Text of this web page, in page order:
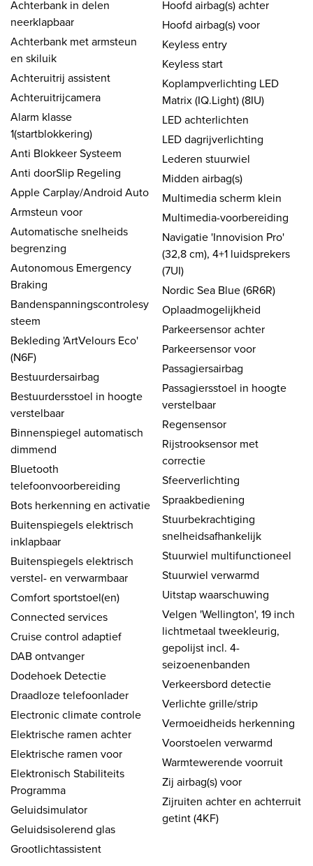
Achterbank in delen
neerklapbaar
Achterbank met armsteun
en skiluik
Achteruitrij assistent
Achteruitrijcamera
Alarm klasse
1(startblokkering)
Anti Blokkeer Systeem
Anti doorSlip Regeling
Apple Carplay/Android Auto
Armsteun voor
Automatische snelheids
begrenzing
Autonomous Emergency
Braking
Bandenspanningscontrolesy
steem
Bekleding 'ArtVelours Eco'
(N6F)
Bestuurdersairbag
Bestuurdersstoel in hoogte
verstelbaar
Binnenspiegel automatisch
dimmend
Bluetooth
telefoonvoorbereiding
Bots herkenning en activatie
Buitenspiegels elektrisch
inklapbaar
Buitenspiegels elektrisch
verstel- en verwarmbaar
Comfort sportstoel(en)
Connected services
Cruise control adaptief
DAB ontvanger
Dodehoek Detectie
Draadloze telefoonlader
Electronic climate controle
Elektrische ramen achter
Elektrische ramen voor
Elektronisch Stabiliteits
Programma
Geluidsimulator
Geluidsisolerend glas
Grootlichtassistent
Hoofd airbag(s) achter
Hoofd airbag(s) voor
Keyless entry
Keyless start
Koplampverlichting LED
Matrix (IQ.Light) (8IU)
LED achterlichten
LED dagrijverlichting
Lederen stuurwiel
Midden airbag(s)
Multimedia scherm klein
Multimedia-voorbereiding
Navigatie 'Innovision Pro'
(32,8 cm), 4+1 luidsprekers
(7UI)
Nordic Sea Blue (6R6R)
Oplaadmogelijkheid
Parkeersensor achter
Parkeersensor voor
Passagiersairbag
Passagiersstoel in hoogte
verstelbaar
Regensensor
Rijstrooksensor met
correctie
Sfeerverlichting
Spraakbediening
Stuurbekrachtiging
snelheidsafhankelijk
Stuurwiel multifunctioneel
Stuurwiel verwarmd
Uitstap waarschuwing
Velgen 'Wellington', 19 inch
lichtmetaal tweekleurig,
gepolijst incl. 4-
seizoenenbanden
Verkeersbord detectie
Verlichte grille/strip
Vermoeidheids herkenning
Voorstoelen verwarmd
Warmtewerende voorruit
Zij airbag(s) voor
Zijruiten achter en achterruit
getint (4KF)